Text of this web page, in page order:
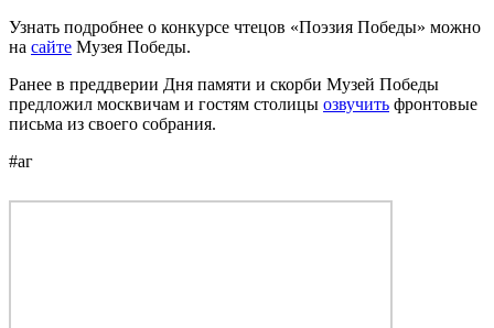
Узнать подробнее о конкурсе чтецов «Поэзия Победы» можно
на сайте Музея Победы.
Ранее в преддверии Дня памяти и скорби Музей Победы
предложил москвичам и гостям столицы озвучить фронтовые
письма из своего собрания.
#аг